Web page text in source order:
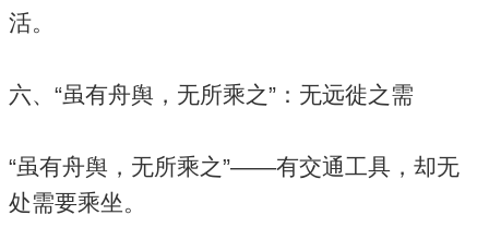
活。
六、“虽有舟舆，无所乘之”：无远徙之需
“虽有舟舆，无所乘之”——有交通工具，却无
处需要乘坐。